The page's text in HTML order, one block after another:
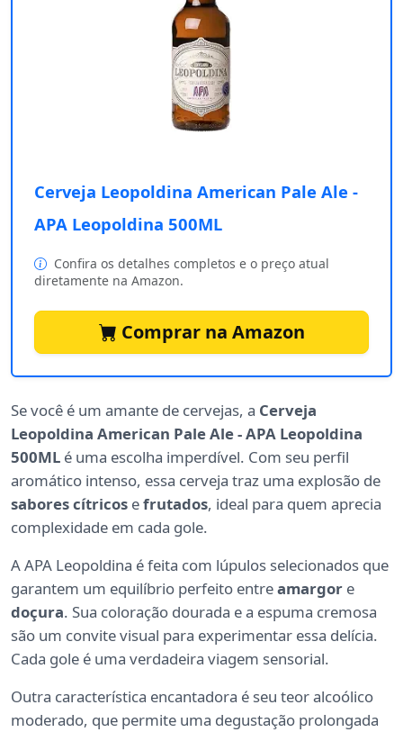
Cerveja Leopoldina American Pale Ale -
APA Leopoldina 500ML
Confira os detalhes completos e o preço atual
diretamente na Amazon.
Comprar na Amazon
Se você é um amante de cervejas, a Cerveja
Leopoldina American Pale Ale - APA Leopoldina
500ML é uma escolha imperdível. Com seu perfil
aromático intenso, essa cerveja traz uma explosão de
sabores cítricos efrutados, ideal para quem aprecia
complexidade em cada gole.
A APA Leopoldina é feita com lúpulos selecionados que
garantem um equilíbrio perfeito entreamargor e
doçura. Sua coloração dourada e a espuma cremosa
são um convite visual para experimentar essa delícia.
Cada gole é uma verdadeira viagem sensorial.
Outra característica encantadora é seu teor alcoólico
moderado, que permite uma degustação prolongada